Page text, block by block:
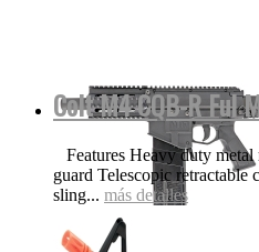
Colt M4 CQB-R Ful
Features Heavy duty metal
guard Telescopic retractable
sling... más detalles